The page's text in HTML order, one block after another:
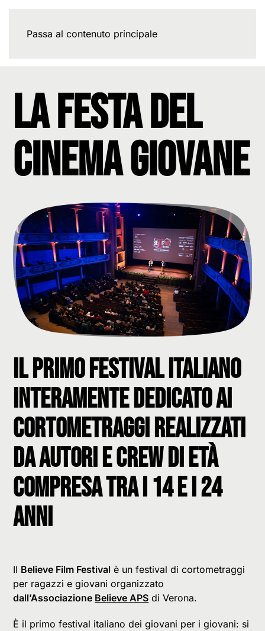
Passa al contenuto principale
la festa del
cinema giovane
Il primo festival italiano
interamente dedicato ai
cortometraggi realizzati
da autori e crew di età
compresa tra i 14 e i 24
anni
Il Believe Film Festival è un festival di cortometraggi
per ragazzi e giovani organizzato
dall’Associazione Believe APS di Verona.
È il primo festival italiano dei giovani per i giovani: si